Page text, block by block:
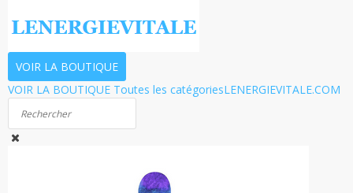
VOIR LA BOUTIQUE
VOIR LA BOUTIQUE Toutes les catégoriesLENERGIEVITALE.COM